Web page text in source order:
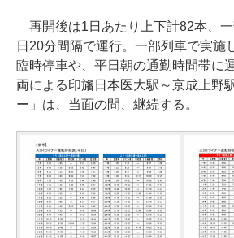
再開後は1日あたり上下計82本、
日20分間隔で運行。一部列車で実施
臨時停車や、平日朝の通勤時間帯に
両による印旛日本医大駅～京成上野
ー」は、当面の間、継続する。